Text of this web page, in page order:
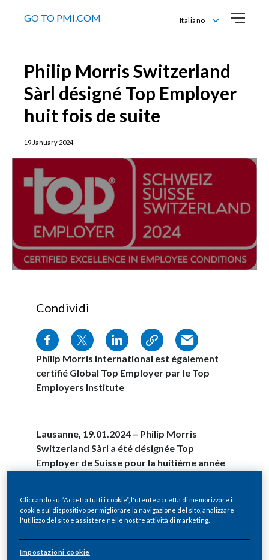
GO TO PMI.COM
Italiano
Français
Philip Morris Switzerland
Sàrl désigné Top Employer
huit fois de suite
19 January 2024
Condividi
Philip Morris International est également
certifié Global Top Employer par le Top
Employers Institute
Lausanne, 19.01.2024 – Philip Morris
Switzerland Sàrl a été désignée Top
Employer de Suisse pour la huitième année
de ressources humaines, l’établissant parmi
les employeurs soucieux de répondre aux
Cliccando su “Accetta tutti i cookie”, l'utente accetta di memorizzare i
cookie sul dispositivo per migliorare la navigazione del sito, analizzare
l'utilizzo del sito e assistere nelle nostre attività di marketing.
Impostazioni cookie